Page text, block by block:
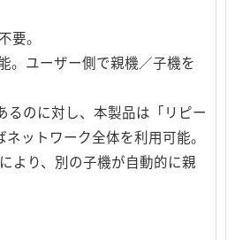
要。
。ユーザー側で親機／子機を
るのに対し、本製品は「リピー
ットワーク全体を利用可能。
より、別の子機が自動的に親